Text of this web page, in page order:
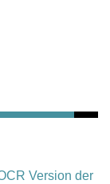
Version der